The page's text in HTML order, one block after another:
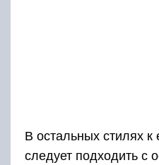
В остальных стилях
следует подходить с